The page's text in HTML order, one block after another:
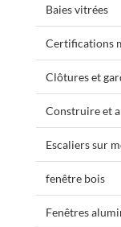
Baies vitrées
Certifications
Clôtures et
Construire et
Escaliers sur
fenêtre bois
Fenêtres